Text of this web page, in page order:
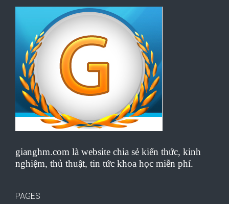
gianghm.com là website chia sẻ kiến thức, kinh
nghiệm, thủ thuật, tin tức khoa học miễn phí.
PAGES